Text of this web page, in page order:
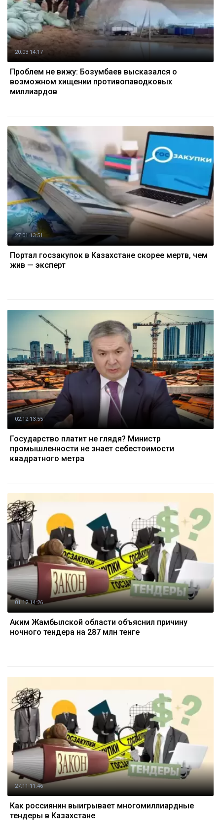
20.03 14:17
Проблем не вижу: Бозумбаев высказался о
возможном хищении противопаводковых
миллиардов
27.01 13:51
Портал госзакупок в Казахстане скорее мертв, чем
жив — эксперт
02.12 13:55
Государство платит не глядя? Министр
промышленности не знает себестоимости
квадратного метра
01.12 14:26
Аким Жамбылской области объяснил причину
ночного тендера на 287 млн тенге
27.11 11:46
Как россиянин выигрывает многомиллиардные
тендеры в Казахстане